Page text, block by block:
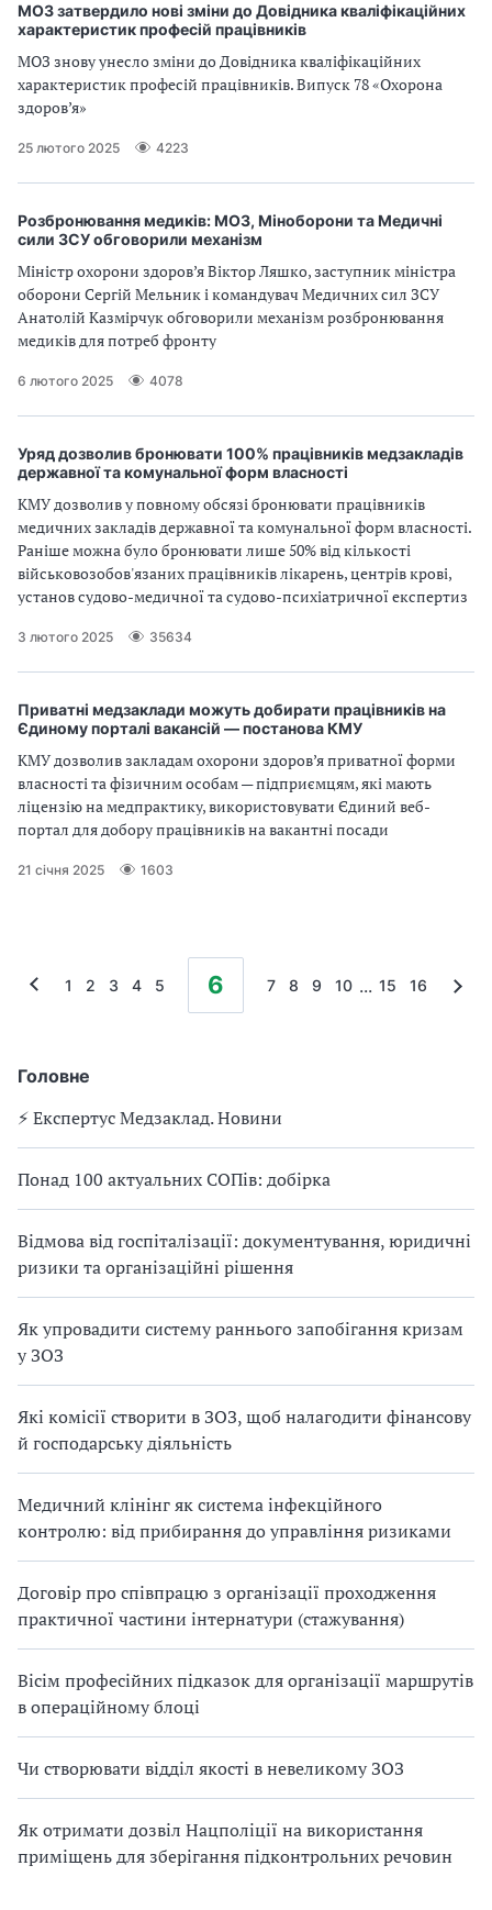
Головне
⚡️ Експертус Медзаклад. Новини
Понад 100 актуальних СОПів: добірка
Відмова від госпіталізації: документування, юридичні
ризики та організаційні рішення
Як упровадити систему раннього запобігання кризам
у ЗОЗ
Які комісії створити в ЗОЗ, щоб налагодити фінансову
й господарську діяльність
Медичний клінінг як система інфекційного
контролю: від прибирання до управління ризиками
Договір про співпрацю з організації проходження
практичної частини інтернатури (стажування)
Вісім професійних підказок для організації маршрутів
в операційному блоці
Чи створювати відділ якості в невеликому ЗОЗ
Як отримати дозвіл Нацполіції на використання
приміщень для зберігання підконтрольних речовин
МОЗ затвердило нові зміни до Довідника кваліфікаційних
характеристик професій працівників
МОЗ знову унесло зміни до Довідника кваліфікаційних
характеристик професій працівників. Випуск 78 «Охорона
здоров’я»
25 лютого 2025 4223
Розбронювання медиків: МОЗ, Міноборони та Медичні
сили ЗСУ обговорили механізм
Міністр охорони здоров’я Віктор Ляшко, заступник міністра
оборони Сергій Мельник і командувач Медичних сил ЗСУ
Анатолій Казмірчук обговорили механізм розбронювання
медиків для потреб фронту
6 лютого 2025 4078
Уряд дозволив бронювати 100% працівників медзакладів
державної та комунальної форм власності
КМУ дозволив у повному обсязі бронювати працівників
медичних закладів державної та комунальної форм власності.
Раніше можна було бронювати лише 50% від кількості
військовозобов'язаних працівників лікарень, центрів крові,
установ судово-медичної та судово-психіатричної експертиз
3 лютого 2025 35634
Приватні медзаклади можуть добирати працівників на
Єдиному порталі вакансій — постанова КМУ
КМУ дозволив закладам охорони здоров’я приватної форми
власності та фізичним особам — підприємцям, які мають
ліцензію на медпрактику, використовувати Єдиний веб-
портал для добору працівників на вакантні посади
21 січня 2025 1603
1 2 3 4 5 6 7 8 9 10 ... 15 16